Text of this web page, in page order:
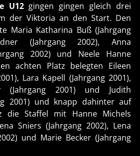
U12gingen gingen gleich drei
der Viktoria an den Start. Den
Maria Katharina Buß (Jahrgang
(Jahrgang 2002), Anna
2002) und Neele Hanne
achten Platz belegten Eileen
Lara Kapell (Jahrgang 2001),
(Jahrgang 2001) und Judith
2001) und knapp dahinter auf
die Staffel mit Hanne Michels
Sniers (Jahrgang 2002), Lena
und Marie Becker (Jahrgang